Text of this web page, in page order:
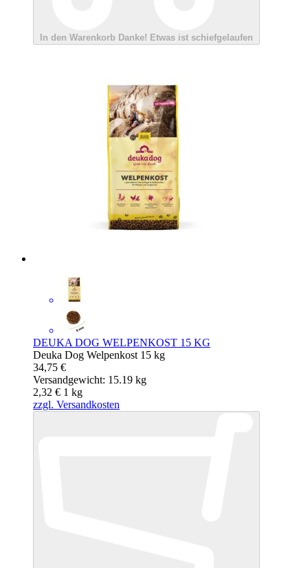
In den Warenkorb Danke! Etwas ist schiefgelaufen
DEUKA DOG WELPENKOST 15 KG
Deuka Dog Welpenkost 15 kg
34,75 €
Versandgewicht: 15.19 kg
2,32 € 1 kg
zzgl. Versandkosten